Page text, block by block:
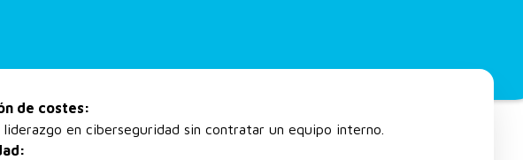
de costes:
liderazgo en ciberseguridad sin contratar un equipo interno.